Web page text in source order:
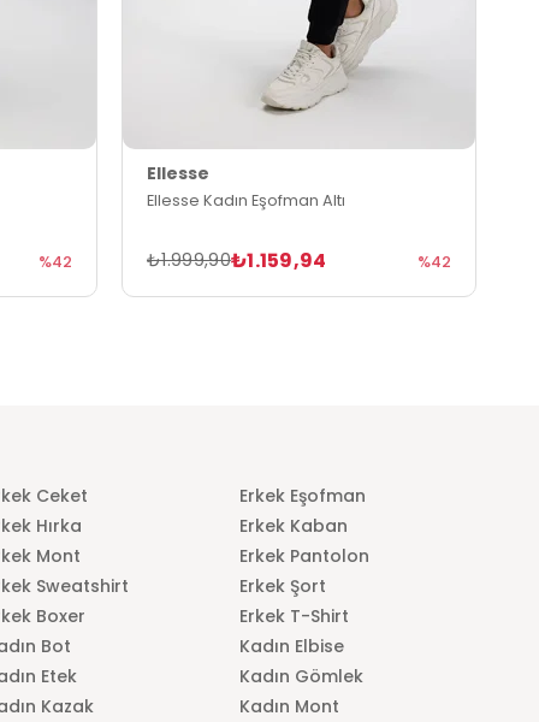
%42
Ellesse
Ellesse Kadın Eşofman Altı
₺1.159,94
₺1.999,90 %42
Ceket
Erkek Eşofman
Hırka
Erkek Kaban
Mont
Erkek Pantolon
Sweatshirt
Erkek Şort
Boxer
Erkek T-Shirt
Bot
Kadın Elbise
Etek
Kadın Gömlek
Kazak
Kadın Mont